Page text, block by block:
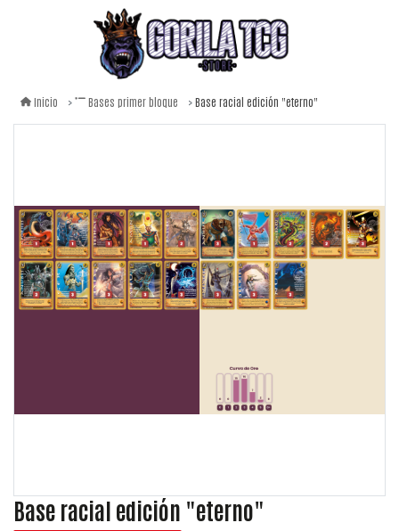
Inicio Bases primer bloque Base racial edición "eterno"
Base racial edición "eterno"